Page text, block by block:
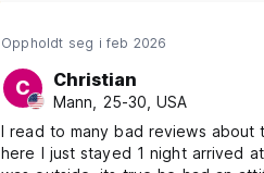
Oppholdt seg i feb 2026
C Christian
Mann, 25-30, USA
I read to many bad reviews about
here I just stayed 1 night arrived